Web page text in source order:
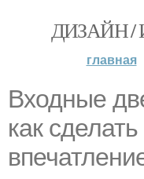
ДИЗАЙН /
главная
Входные
как